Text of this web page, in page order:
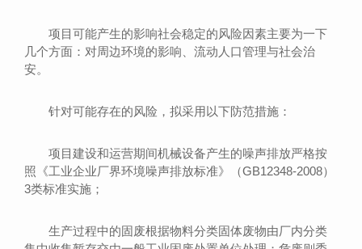
项目可能产生的影响社会稳定的风险因素主要为一下
几个方面：对周边环境的影响、流动人口管理与社会治
安。
针对可能存在的风险，拟采用以下防范措施：
项目建设和运营期间机械设备产生的噪声排放严格按
照《工业企业厂界环境噪声排放标准》（GB12348-2008）
3类标准实施；
生产过程中的固废根据物料分类固体废物由厂内分类